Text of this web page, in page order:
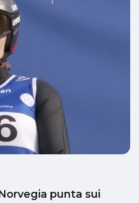
punta sui